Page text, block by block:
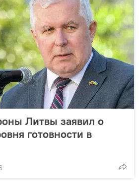
Литвы заявил о
готовности в